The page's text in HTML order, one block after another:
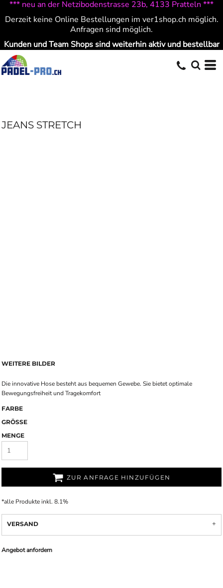
*** neu an der Netzibodenstrasse 23b, 4133 Pratteln ***
Derzeit keine Online Bestellungen im ver1shop.ch möglich.
Anfragen sind möglich.
Kunden und Team Shops sind weiterhin aktiv und bestellbar
JEANS STRETCH
WEITERE BILDER
Die innovative Hose besteht aus bequemen Gewebe. Sie bietet optimale
Bewegungsfreiheit und Tragekomfort
FARBE
GRÖSSE
MENGE
ZUR ANFRAGE HINZUFÜGEN
*alle Produkte inkl. 8.1%
VERSAND
Angebot anfordern